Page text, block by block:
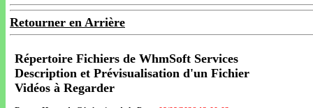
Retourner en Arrière
Répertoire Fichiers de WhmSoft Services
Description et Prévisualisation d'un Fichier
Vidéos à Regarder